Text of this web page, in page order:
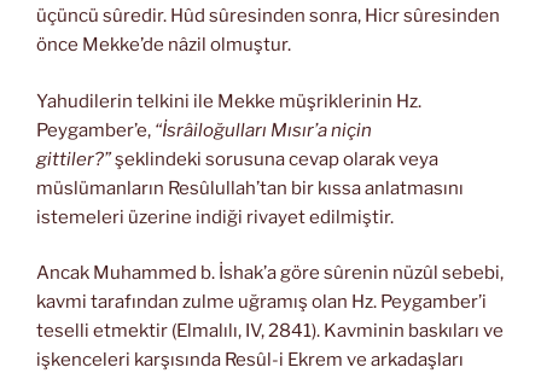
üçüncü sûredir. Hûd sûresinden sonra, Hicr sûresinden
önce Mekke’de nâzil olmuştur.
Yahudilerin telkini ile Mekke müşriklerinin Hz.
Peygamber’e, “İsrâiloğulları Mısır’a niçin
gittiler?”şeklindeki sorusuna cevap olarak veya
müslümanların Resûlullah’tan bir kıssa anlatmasını
istemeleri üzerine indiği rivayet edilmiştir.
Ancak Muhammed b. İshak’a göre sûrenin nüzûl sebebi,
kavmi tarafından zulme uğramış olan Hz. Peygamber’i
teselli etmektir (Elmalılı, IV, 2841). Kavminin baskıları ve
işkenceleri karşısında Resûl-i Ekrem ve arkadaşları